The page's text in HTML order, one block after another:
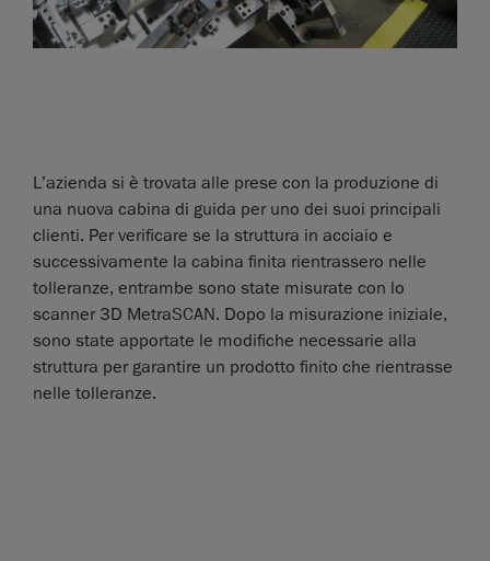
L’azienda si è trovata alle prese con la produzione di
una nuova cabina di guida per uno dei suoi principali
clienti. Per verificare se la struttura in acciaio e
successivamente la cabina finita rientrassero nelle
tolleranze, entrambe sono state misurate con lo
scanner 3D MetraSCAN. Dopo la misurazione iniziale,
sono state apportate le modifiche necessarie alla
struttura per garantire un prodotto finito che rientrasse
nelle tolleranze.